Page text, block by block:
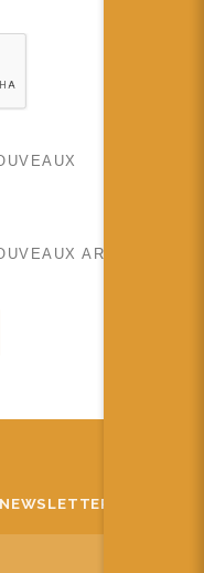
ARTICLES